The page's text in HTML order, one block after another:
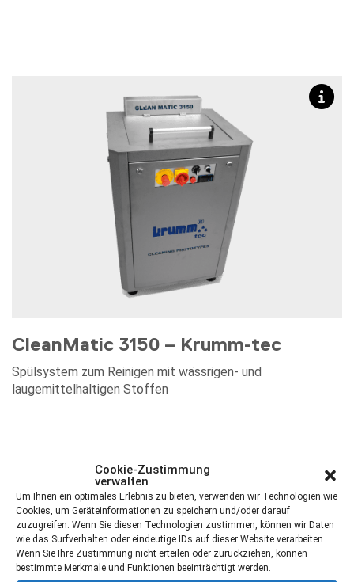
Cookie-Zustimmung
verwalten
Um Ihnen ein optimales Erlebnis zu bieten, verwenden wir Technologien wie
Cookies, um Geräteinformationen zu speichern und/oder darauf
zuzugreifen. Wenn Sie diesen Technologien zustimmen, können wir Daten
wie das Surfverhalten oder eindeutige IDs auf dieser Website verarbeiten.
Wenn Sie Ihre Zustimmung nicht erteilen oder zurückziehen, können
bestimmte Merkmale und Funktionen beeinträchtigt werden.
CleanMatic 3150 – Krumm-tec
Spülsystem zum Reinigen mit wässrigen- und
laugemittelhaltigen Stoffen